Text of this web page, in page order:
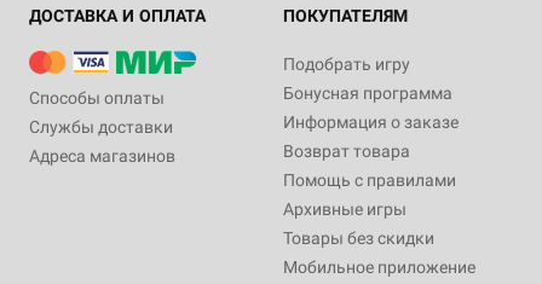
ДОСТАВКА И ОПЛАТА
Способы оплаты
Службы доставки
Адреса магазинов
ПОКУПАТЕЛЯМ
Подобрать игру
Бонусная программа
Информация о заказе
Возврат товара
Помощь с правилами
Архивные игры
Товары без скидки
Мобильное приложение